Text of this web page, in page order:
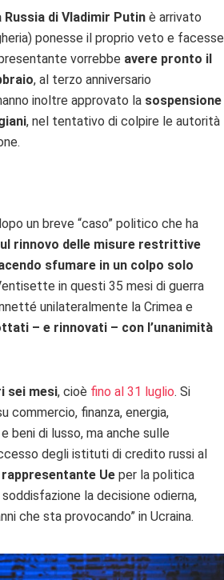
di Vladimir Putin è arrivato
ponesse il proprio veto e facesse
vorrebbe avere pronto il
, al terzo anniversario
inoltre approvato la sospensione
, nel tentativo di colpire le autorità
un breve “caso” politico che ha
rinnovo delle misure restrittive
sfumare in un colpo solo
in questi 35 mesi di guerra
unilateralmente la Crimea e
– e rinnovati – con l’unanimità
sei mesi, cioè fino al 31 luglio. Si
commercio, finanza, energia,
beni di lusso, ma anche sulle
degli istituti di credito russi al
Ue per la politica
la decisione odierna,
che sta provocando” in Ucraina.